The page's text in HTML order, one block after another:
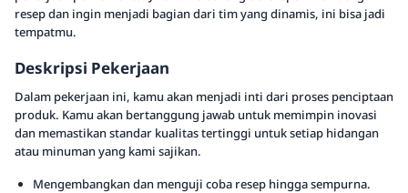
resep dan ingin menjadi bagian dari tim yang dinamis, ini bisa jadi
tempatmu.
Deskripsi Pekerjaan
Dalam pekerjaan ini, kamu akan menjadi inti dari proses penciptaan
produk. Kamu akan bertanggung jawab untuk memimpin inovasi
dan memastikan standar kualitas tertinggi untuk setiap hidangan
atau minuman yang kami sajikan.
Mengembangkan dan menguji coba resep hingga sempurna.